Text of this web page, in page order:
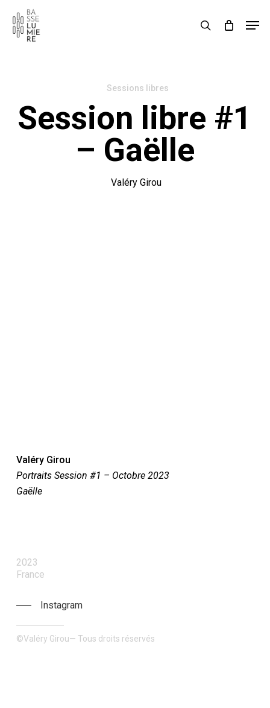
main
rechercher
Cart
Sessions libres
Session libre #1
– Gaëlle
Valéry Girou
Valéry Girou
Portraits Session #1 – Octobre 2023
Gaëlle
2023
France
Instagram
©Valéry Girou— Tous droits réservés